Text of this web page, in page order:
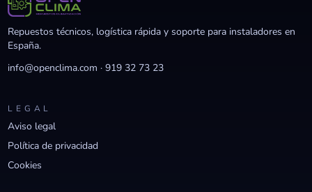
Repuestos técnicos, logística rápida y soporte para instaladores en
España.
info@openclima.com ·919 32 73 23
LEGAL
Aviso legal
Política de privacidad
Cookies